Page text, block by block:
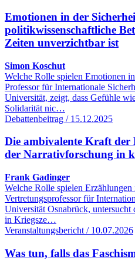
Emotionen in der
politikwissenschaftliche
Zeiten unverzichtbar ist
Simon Koschut
Welche Rolle spielen Emotionen
Professor für Internationale
Universität, zeigt, dass Gefühle
Solidarität nic…
Debattenbeitrag / 15.12.2025
Die ambivalente Kraft der
der Narrativforschung in
Frank Gadinger
Welche Rolle spielen
Vertretungsprofessor für
Universität Osnabrück,
in Kriegsze…
Veranstaltungsbericht / 10.07.2026
Was tun, falls das